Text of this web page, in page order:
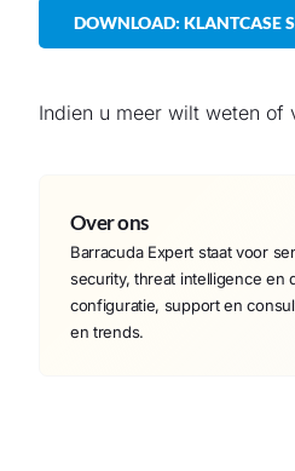
DOWNLOAD: KLANTCASE
Indien u meer wilt weten
Over ons
Barracuda Expert staat voor
security, threat intelligence en
configuratie, support en
en trends.